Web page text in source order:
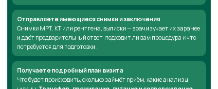
Отправляете имеющиеся снимки и заключения
Снимки МРТ, КТ или рентгена, выписки — врач изучает их заранее
и даёт предварительный ответ: подходит ли вам процедура и что
потребуется для подготовки.
Получаете подробный план визита
Что будет происходить, сколько займёт приём, какие анализы